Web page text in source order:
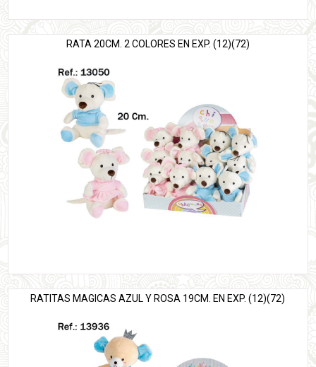
RATA 20CM. 2 COLORES EN EXP. (12)(72)
RATITAS MAGICAS AZUL Y ROSA 19CM. EN EXP. (12)(72)